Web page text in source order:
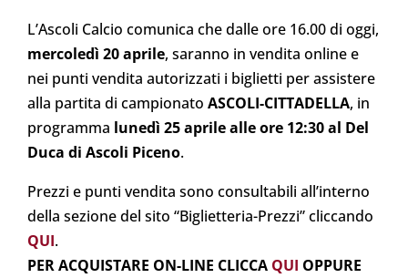
L’Ascoli Calcio comunica che dalle ore 16.00 di oggi,
mercoledì 20 aprile, saranno in vendita online e
nei punti vendita autorizzati i biglietti per assistere
alla partita di campionato ASCOLI-CITTADELLA, in
programma lunedì 25 aprile alle ore 12:30 al Del
Duca di Ascoli Piceno.
Prezzi e punti vendita sono consultabili all’interno
della sezione del sito “Biglietteria-Prezzi” cliccando
QUI.
PER ACQUISTARE ON-LINE CLICCA QUI OPPURE